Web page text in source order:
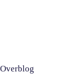
Overblog